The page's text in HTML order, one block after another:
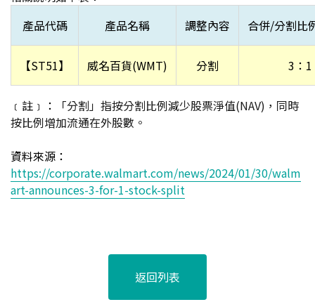
產品代碼
產品名稱 調整內容 合併/分割比
【ST51】 威名百貨(WMT) 分割 3 ：1
﹝註﹞：
「分割」指按分割比例減少股票淨值(NAV)，同時
按比例增加流通在外股數。
資料來源：
https://corporate.walmart.com/news/2024/01/30/walm
art-announces-3-for-1-stock-split
返回列表